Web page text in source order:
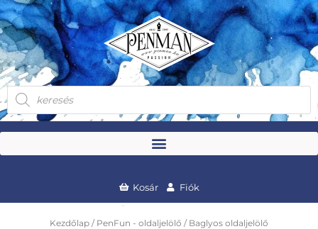
Skip
to
content
Products
search
Kosár Fiók
Kezdőlap / PenFun - oldaljelölő / Baglyos oldaljelölő